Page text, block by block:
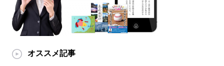
オススメ記事